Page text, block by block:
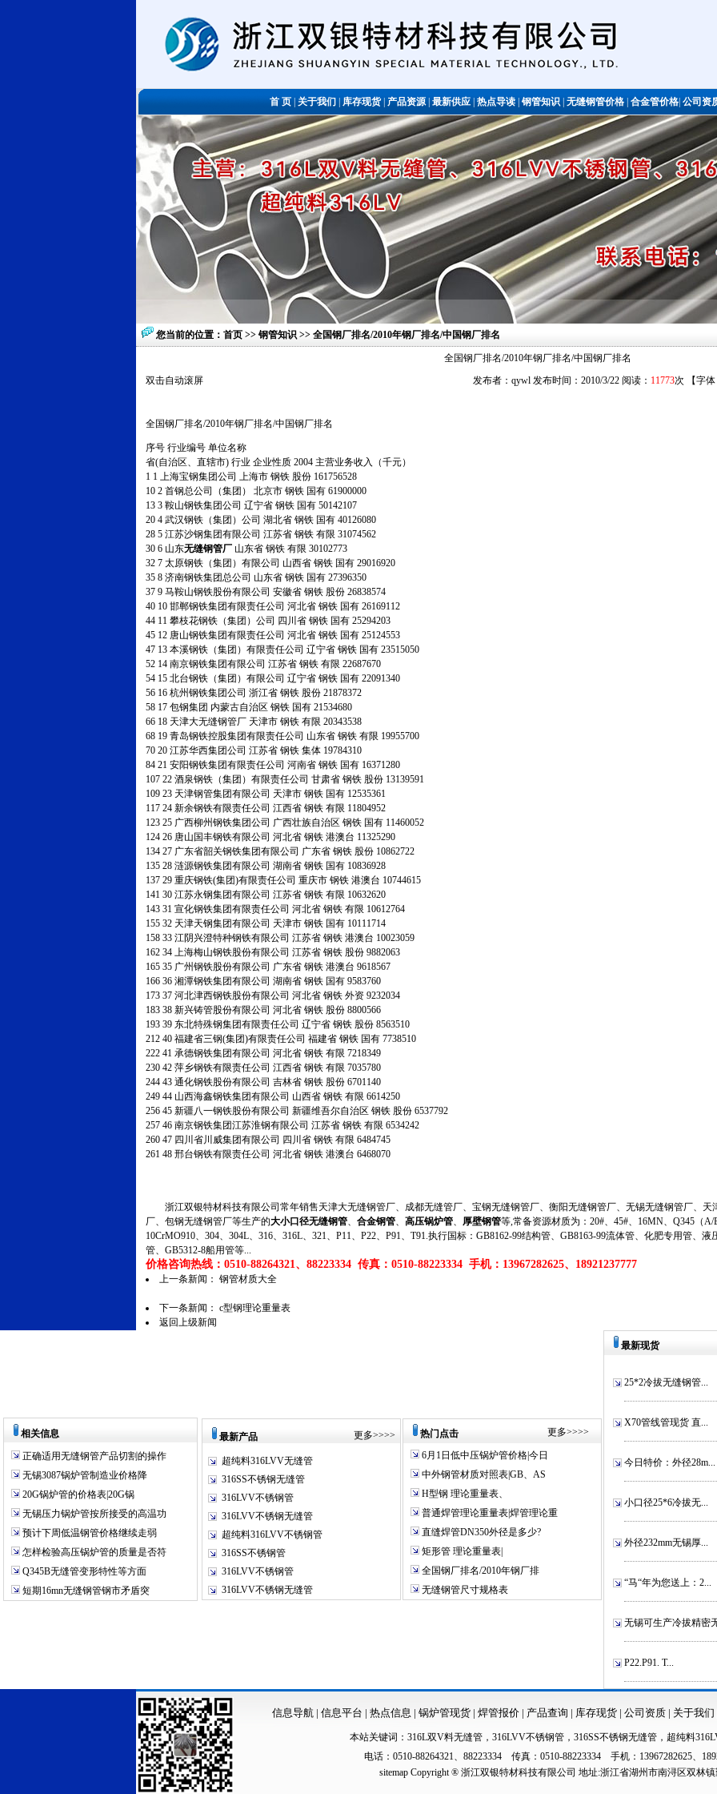
首 页关于我们库存现货|产品资源|最新供应|热点导读钢管知识无缝钢管价格合金管价格公司资
不锈钢管
您当前的位置： 首页 >> 钢管知识 >> 全国钢厂排名/2010年钢厂排名/中国钢厂排名
全国钢厂排名/2010年钢厂排名/中国钢厂排名
双击自动滚屏
发布者：qywl 发布时间：2010/3/22 阅读： 11773次 【字体
全国钢厂排名/2010年钢厂排名/中国钢厂排名
序号 行业编号 单位名称
省(自治区、直辖市) 行业 企业性质 2004 主营业务收入（千元）
1 1 上海宝钢集团公司 上海市 钢铁 股份 161756528
10 2 首钢总公司（集团） 北京市 钢铁 国有 61900000
13 3 鞍山钢铁集团公司 辽宁省 钢铁 国有 50142107
20 4 武汉钢铁（集团）公司 湖北省 钢铁 国有 40126080
28 5 江苏沙钢集团有限公司 江苏省 钢铁 有限 31074562
30 6 山东无缝钢管厂 山东省 钢铁 有限 30102773
32 7 太原钢铁（集团）有限公司 山西省 钢铁 国有 29016920
35 8 济南钢铁集团总公司 山东省 钢铁 国有 27396350
37 9 马鞍山钢铁股份有限公司 安徽省 钢铁 股份 26838574
40 10 邯郸钢铁集团有限责任公司 河北省 钢铁 国有 26169112
44 11 攀枝花钢铁（集团）公司 四川省 钢铁 国有 25294203
45 12 唐山钢铁集团有限责任公司 河北省 钢铁 国有 25124553
47 13 本溪钢铁（集团）有限责任公司 辽宁省 钢铁 国有 23515050
52 14 南京钢铁集团有限公司 江苏省 钢铁 有限 22687670
54 15 北台钢铁（集团）有限公司 辽宁省 钢铁 国有 22091340
56 16 杭州钢铁集团公司 浙江省 钢铁 股份 21878372
58 17 包钢集团 内蒙古自治区 钢铁 国有 21534680
66 18 天津大无缝钢管厂 天津市 钢铁 有限 20343538
68 19 青岛钢铁控股集团有限责任公司 山东省 钢铁 有限 19955700
70 20 江苏华西集团公司 江苏省 钢铁 集体 19784310
84 21 安阳钢铁集团有限责任公司 河南省 钢铁 国有 16371280
107 22 酒泉钢铁（集团）有限责任公司 甘肃省 钢铁 股份 13139591
109 23 天津钢管集团有限公司 天津市 钢铁 国有 12535361
117 24 新余钢铁有限责任公司 江西省 钢铁 有限 11804952
123 25 广西柳州钢铁集团公司 广西壮族自治区 钢铁 国有 11460052
124 26 唐山国丰钢铁有限公司 河北省 钢铁 港澳台 11325290
134 27 广东省韶关钢铁集团有限公司 广东省 钢铁 股份 10862722
135 28 涟源钢铁集团有限公司 湖南省 钢铁 国有 10836928
137 29 重庆钢铁(集团)有限责任公司 重庆市 钢铁 港澳台 10744615
141 30 江苏永钢集团有限公司 江苏省 钢铁 有限 10632620
143 31 宣化钢铁集团有限责任公司 河北省 钢铁 有限 10612764
155 32 天津天钢集团有限公司 天津市 钢铁 国有 10111714
158 33 江阴兴澄特种钢铁有限公司 江苏省 钢铁 港澳台 10023059
162 34 上海梅山钢铁股份有限公司 江苏省 钢铁 股份 9882063
165 35 广州钢铁股份有限公司 广东省 钢铁 港澳台 9618567
166 36 湘潭钢铁集团有限公司 湖南省 钢铁 国有 9583760
173 37 河北津西钢铁股份有限公司 河北省 钢铁 外资 9232034
183 38 新兴铸管股份有限公司 河北省 钢铁 股份 8800566
193 39 东北特殊钢集团有限责任公司 辽宁省 钢铁 股份 8563510
212 40 福建省三钢(集团)有限责任公司 福建省 钢铁 国有 7738510
222 41 承德钢铁集团有限公司 河北省 钢铁 有限 7218349
230 42 萍乡钢铁有限责任公司 江西省 钢铁 有限 7035780
244 43 通化钢铁股份有限公司 吉林省 钢铁 股份 6701140
249 44 山西海鑫钢铁集团有限公司 山西省 钢铁 有限 6614250
256 45 新疆八一钢铁股份有限公司 新疆维吾尔自治区 钢铁 股份 6537792
257 46 南京钢铁集团江苏淮钢有限公司 江苏省 钢铁 有限 6534242
260 47 四川省川威集团有限公司 四川省 钢铁 有限 6484745
261 48 邢台钢铁有限责任公司 河北省 钢铁 港澳台 6468070
浙江双银特材科技有限公司常年销售天津大无缝钢管厂、成都无缝管厂、宝钢无缝钢管厂、衡阳无缝钢管厂、无锡无缝钢管厂、天
厂、包钢无缝钢管厂等生产的大小口径无缝钢管、 合金钢管、 高压锅炉管、 厚壁钢管等,常备资源材质为：20#、45#、16MN、Q345（
10CrMO910、304、304L、316、316L、321、P11、P22、P91、T91.执行国标：GB8162-99结构管、GB8163-99流体管、化肥专用管、
管、GB5312-8船用管等...
价格咨询热线：0510-88264321、88223334 传真：0510-88223334 手机：13967282625、18921237777
上一条新闻： 钢管材质大全
下一条新闻： c型钢理论重量表
返回上级新闻
相关信息
正确适用无缝钢管产品切割的操作
无锡3087锅炉管制造业价格降
20G锅炉管的价格表|20G锅
无锡压力锅炉管按所接受的高温功
预计下周低温钢管价格继续走弱
怎样检验高压锅炉管的质量是否符
Q345B无缝管变形特性等方面
短期16mn无缝钢管钢市矛盾突
最新产品 更多>>>>
超纯料316LVV无缝管
316SS不锈钢无缝管
316LVV不锈钢管
316LVV不锈钢无缝管
超纯料316LVV不锈钢管
316SS不锈钢管
316LVV不锈钢管
316LVV不锈钢无缝管
热门点击 更多>>>>
6月1日低中压锅炉管价格|今日
中外钢管材质对照表|GB、AS
H型钢 理论重量表、
普通焊管理论重量表|焊管理论重
直缝焊管DN350外径是多少?
矩形管 理论重量表|
全国钢厂排名/2010年钢厂排
无缝钢管尺寸规格表
最新现货
25*2冷拔无缝钢管...
X70管线管现货 直...
今日特价：外径28m...
小口径25*6冷拔无...
外径232mm无锡厚...
“马“年为您送上：2...
无锡可生产冷拔精密
P22.P91. T...
信息导航| 信息平台 | 热点信息 | 锅炉管现货 | 焊管报价| 产品查询 | 库存现货 | 公司资质 | 关于我们
本站关键词： 316L双V料无缝管 ， 316LVV不锈钢管 ， 316SS不锈钢无缝管 ， 超纯料
电话：0510-88264321、88223334 传真：0510-88223334 手机：13967282625、
sitemapCopyright ® 浙江双银特材科技有限公司 地址:浙江省湖州市南浔区双林